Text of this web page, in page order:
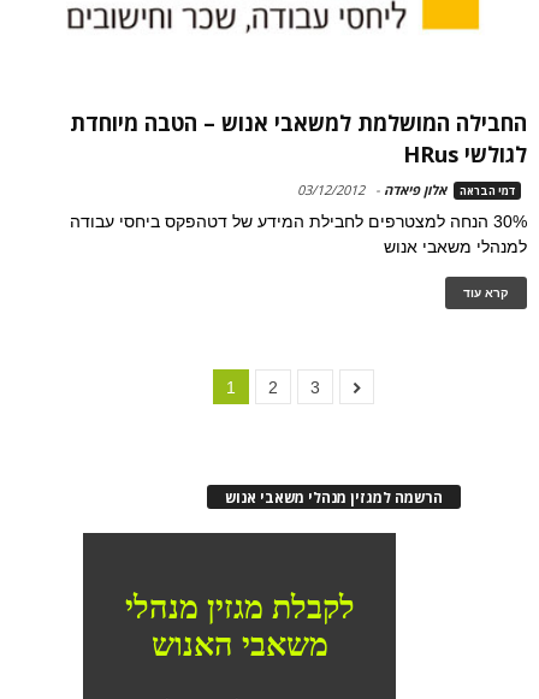
החבילה המושלמת למשאבי אנוש – הטבה מיוחדת
לגולשי HRus
דמי הבראה אלון פיאדה -
03/12/2012
30% הנחה למצטרפים לחבילת המידע של דטהפקס ביחסי עבודה
למנהלי משאבי אנוש
קרא עוד
1 2 3
הרשמה למגזין מנהלי משאבי אנוש